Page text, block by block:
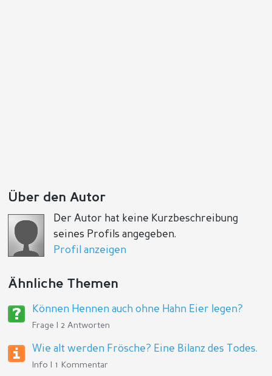
Über den Autor
Der Autor hat keine Kurzbeschreibung
seines Profils angegeben.
Profil anzeigen
Ähnliche Themen
Können Hennen auch ohne Hahn Eier legen?
Frage | 2 Antworten
Wie alt werden Frösche? Eine Bilanz des Todes.
Info | 1 Kommentar